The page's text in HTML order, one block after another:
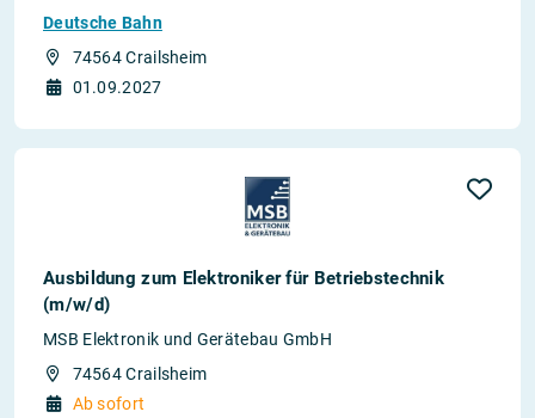
Deutsche Bahn
74564 Crailsheim
01.09.2027
Ausbildung zum Elektroniker für Betriebstechnik
(m/w/d)
MSB Elektronik und Gerätebau GmbH
74564 Crailsheim
Ab sofort